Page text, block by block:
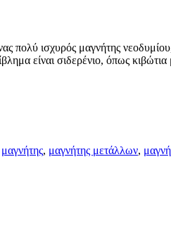
πολύ ισχυρός μαγνήτης
είναι σιδερένιο, όπως
μαγνήτης, μαγνήτης μετάλλων,